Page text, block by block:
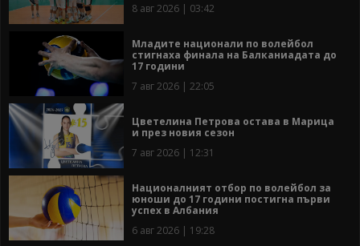
8 авг 2026 | 03:42
Младите национали по волейбол
стигнаха финала на Балканиадата до
17 години
7 авг 2026 | 22:05
Цветелина Петрова остава в Марица
и през новия сезон
7 авг 2026 | 12:31
Националният отбор по волейбол за
юноши до 17 години постигна първи
успех в Албания
6 авг 2026 | 19:28